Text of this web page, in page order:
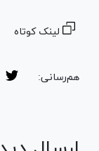
لینک کوتاه
هم‌رسانی: